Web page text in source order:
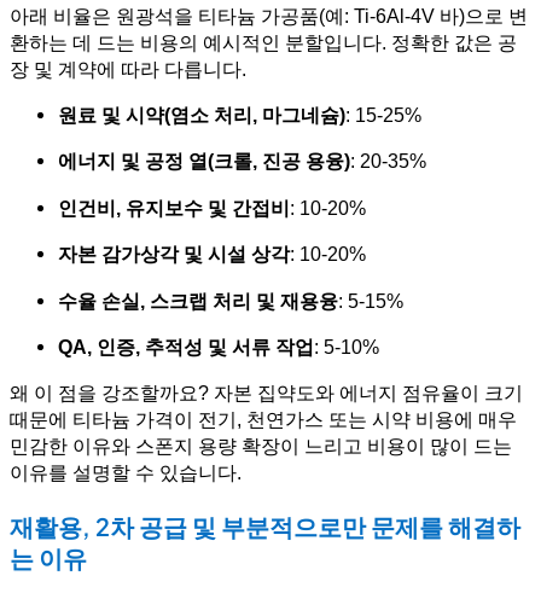
아래 비율은 원광석을 티타늄 가공품(예: Ti-6Al-4V 바)으로 변
환하는 데 드는 비용의 예시적인 분할입니다. 정확한 값은 공
장 및 계약에 따라 다릅니다.
원료 및 시약(염소 처리, 마그네슘): 15-25%
에너지 및 공정 열(크롤, 진공 용융): 20-35%
인건비, 유지보수 및 간접비: 10-20%
자본 감가상각 및 시설 상각: 10-20%
수율 손실, 스크랩 처리 및 재용융: 5-15%
QA, 인증, 추적성 및 서류 작업: 5-10%
왜 이 점을 강조할까요? 자본 집약도와 에너지 점유율이 크기
때문에 티타늄 가격이 전기, 천연가스 또는 시약 비용에 매우
민감한 이유와 스폰지 용량 확장이 느리고 비용이 많이 드는
이유를 설명할 수 있습니다.
재활용, 2차 공급 및 부분적으로만 문제를 해결하
는 이유